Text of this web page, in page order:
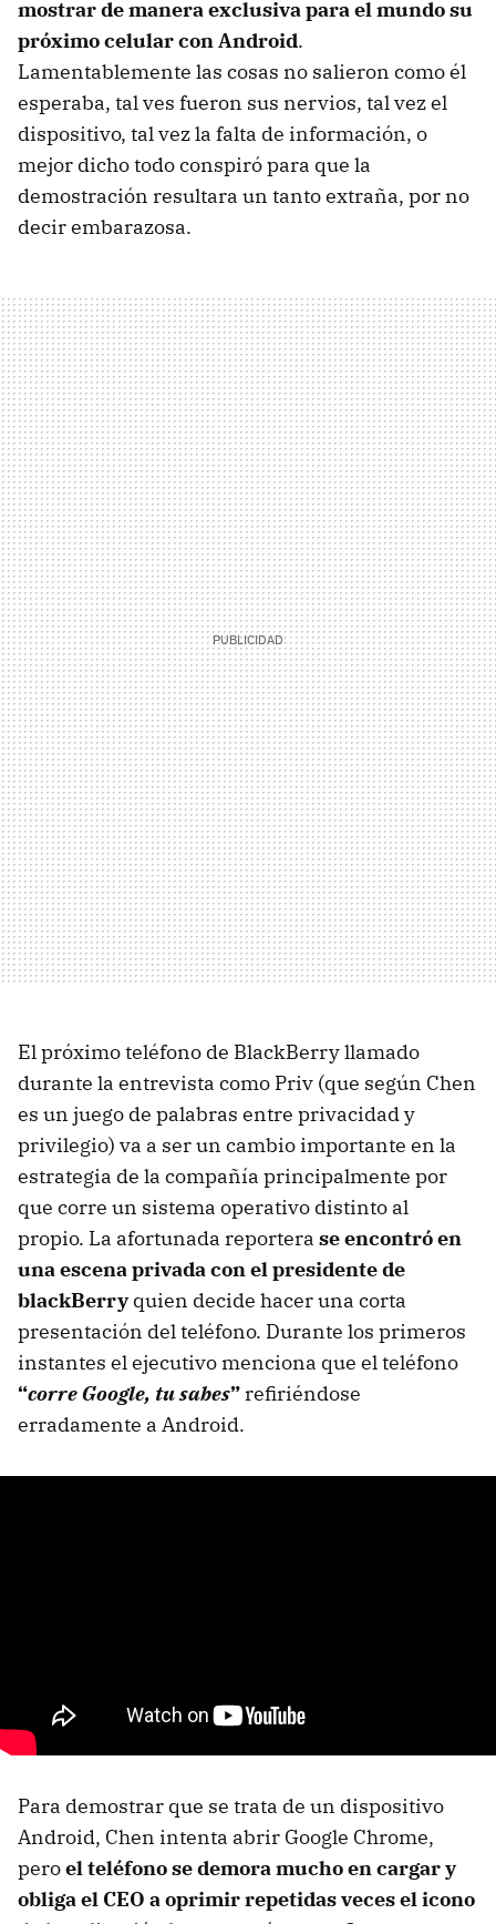
mostrar de manera exclusiva para el mundo su
próximo celular con Android.
Lamentablemente las cosas no salieron como él
esperaba, tal ves fueron sus nervios, tal vez el
dispositivo, tal vez la falta de información, o
mejor dicho todo conspiró para que la
demostración resultara un tanto extraña, por no
decir embarazosa.
El próximo teléfono de BlackBerry llamado
durante la entrevista como Priv (que según Chen
es un juego de palabras entre privacidad y
privilegio) va a ser un cambio importante en la
estrategia de la compañía principalmente por
que corre un sistema operativo distinto al
propio. La afortunada reportera se encontró en
una escena privada con el presidente de
blackBerryquien decide hacer una corta
presentación del teléfono. Durante los primeros
instantes el ejecutivo menciona que el teléfono
“corre Google, tu sabes” refiriéndose
erradamente a Android.
Para demostrar que se trata de un dispositivo
Android, Chen intenta abrir Google Chrome,
peroel teléfono se demora mucho en cargar y
obliga el CEO a oprimir repetidas veces el icono